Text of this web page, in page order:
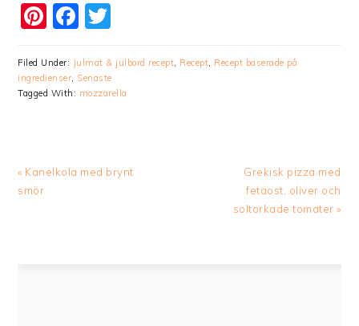
Pinterest
Facebook
Filed Under: Julmat & julbord recept Recept Recept baserade på
ingredienser Senaste
Tagged With: mozzarella
Previous
Post:
« Kanelkola med brynt
smör
Next
Post:
Grekisk pizza med
fetaost, oliver och
soltorkade tomater »